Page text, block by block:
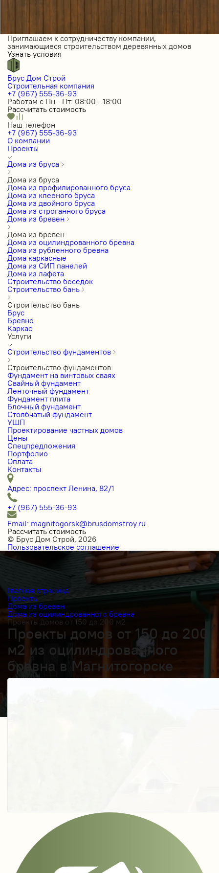
Приглашаем к сотрудничеству компании,
занимающиеся строительством деревянных домов
Узнать условия
Брус Дом Строй
Строительная компания
+7 (967) 555-36-93
Работам с Пн - Пт: 08:00 - 18:00
Рассчитать стоимость
Наш телефон
+7 (967) 555-36-93
О компании
Проекты
Дома из бруса
Дома из бруса
Дома из профилированного бруса
Дома из клееного бруса
Дома из двойного бруса
Дома из строганного бруса
Дома из бревен
Дома из бревен
Дома из оцилиндрованного бревна
Дома из рубленного бревна
Дома каркасные
Дома из СИП панелей
Дома из лафета
Строительство беседок
Строительство бань
Строительство бань
Брус
Бревно
Каркас
Услуги
Строительство фундаментов
Строительство фундаментов
Фундамент на винтовых сваях
Свайный фундамент
Ленточный фундамент
Фундамент плита
Блочный фундамент
Столбчатый фундамент
УШП
Проектирование частных домов
Цены
Спецпредложения
Портфолио
Оплата
Контакты
Адрес: проспект Ленина, 82/1
+7 (967) 555-36-93
Email: magnitogorsk@brusdomstroy.ru
Рассчитать стоимость
© Брус Дом Строй, 2026
Пользовательское соглашение
Главная страница
Проекты
Дома из бревен
Дома из оцилиндрованного бревна
Проекты домов от 150 до 200 м2
Проекты домов от 150 до 200
м2 из оцилиндрованного
бревна в Магнитогорске
Получить косультацию